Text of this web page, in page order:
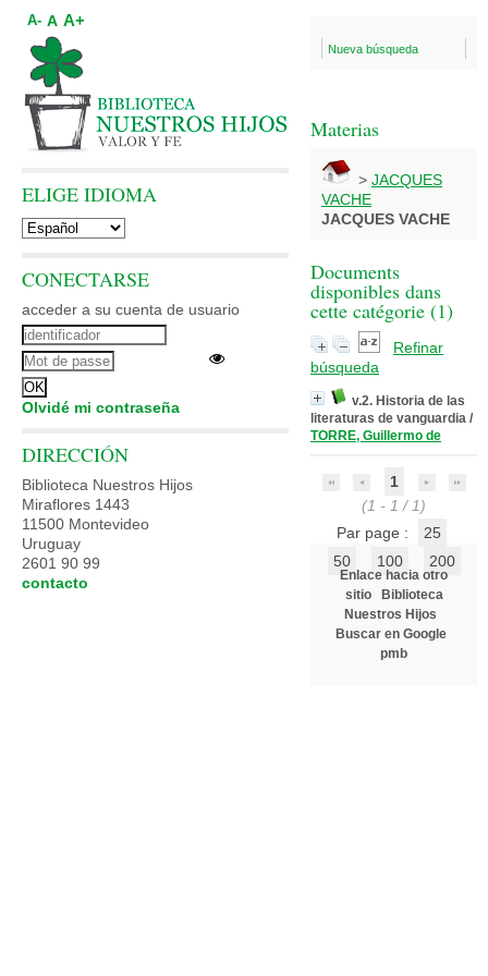
Nueva búsqueda
Materias
> JACQUES
VACHE
JACQUES VACHE
Documents
disponibles dans
cette catégorie (1)
Refinar
búsqueda
v.2. Historia de las
literaturas de vanguardia /
TORRE, Guillermo de
1
(1 - 1 / 1)
Par page :
25
50
100 200
Enlace hacia otro
sitio
Biblioteca
Nuestros Hijos
Buscar en Google
pmb
A- A A+
ELIGE IDIOMA
CONECTARSE
acceder a su cuenta de usuario
Olvidé mi contraseña
DIRECCIÓN
Biblioteca Nuestros Hijos
Miraflores 1443
11500 Montevideo
Uruguay
2601 90 99
contacto